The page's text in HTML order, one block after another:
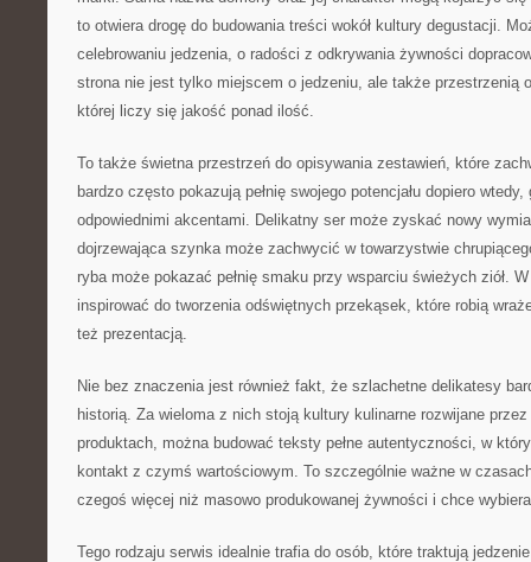
to otwiera drogę do budowania treści wokół kultury degustacji.
celebrowaniu jedzenia, o radości z odkrywania żywności
strona nie jest tylko miejscem o jedzeniu, ale także przestrzenią
której liczy się jakość ponad ilość.
To także świetna przestrzeń do opisywania zestawień, które
bardzo często pokazują pełnię swojego potencjału dopiero
odpowiednimi akcentami. Delikatny ser może zyskać nowy
dojrzewająca szynka może zachwycić w towarzystwie
ryba może pokazać pełnię smaku przy wsparciu świeżych ziół.
inspirować do tworzenia odświętnych przekąsek, które robią
też prezentacją.
Nie bez znaczenia jest również fakt, że szlachetne delikatesy
historią. Za wieloma z nich stoją kultury kulinarne rozwijane
produktach, można budować teksty pełne autentyczności, w
kontakt z czymś wartościowym. To szczególnie ważne w
czegoś więcej niż masowo produkowanej żywności i chce
Tego rodzaju serwis idealnie trafia do osób, które traktują